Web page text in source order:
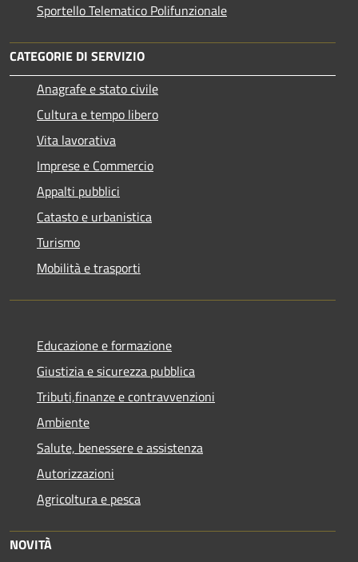
Sportello Telematico Polifunzionale
CATEGORIE DI SERVIZIO
Anagrafe e stato civile
Cultura e tempo libero
Vita lavorativa
Imprese e Commercio
Appalti pubblici
Catasto e urbanistica
Turismo
Mobilità e trasporti
Educazione e formazione
Giustizia e sicurezza pubblica
Tributi,finanze e contravvenzioni
Ambiente
Salute, benessere e assistenza
Autorizzazioni
Agricoltura e pesca
NOVITÀ